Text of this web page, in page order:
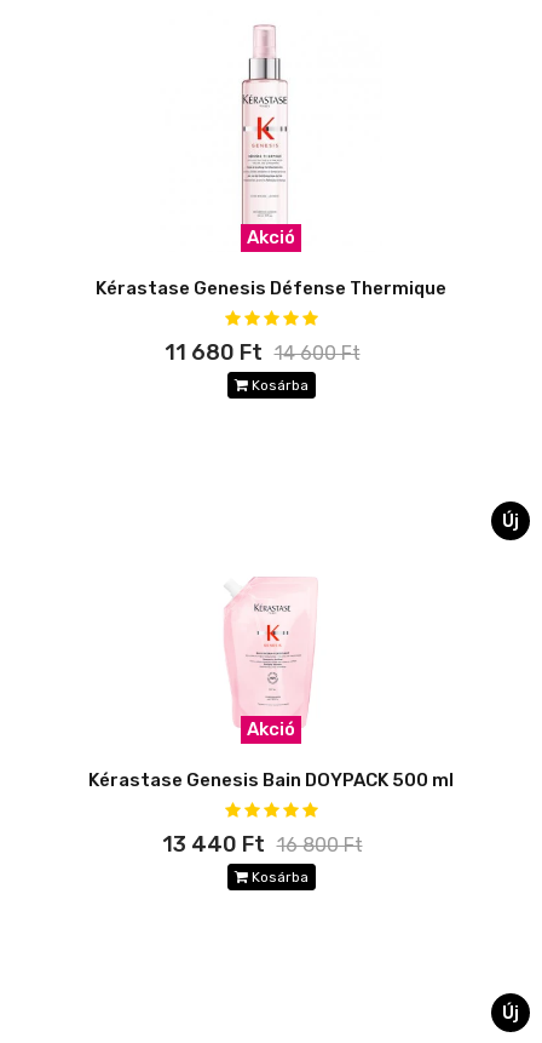
Akció
Kérastase Genesis Défense Thermique
11 680 Ft 14 600 Ft
Kosárba
Új
Akció
Kérastase Genesis Bain DOYPACK 500 ml
13 440 Ft 16 800 Ft
Kosárba
Új